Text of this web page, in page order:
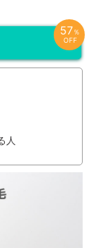
57％
OFF
人